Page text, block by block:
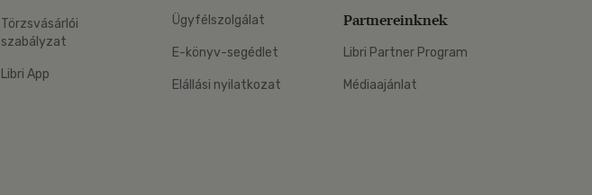
Törzsvásárlói
szabályzat
Libri App
Ügyfélszolgálat
E-könyv-segédlet
Elállási nyilatkozat
Partnereinknek
Libri Partner Program
Médiaajánlat